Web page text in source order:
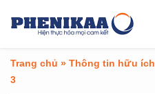
Trang chủ » Thông tin hữu ích
3